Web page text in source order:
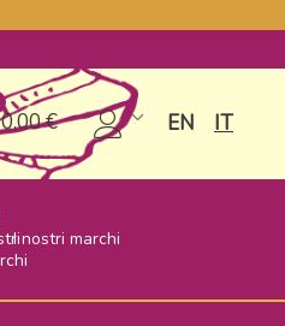
0,00 € EN IT
I nostri marchi